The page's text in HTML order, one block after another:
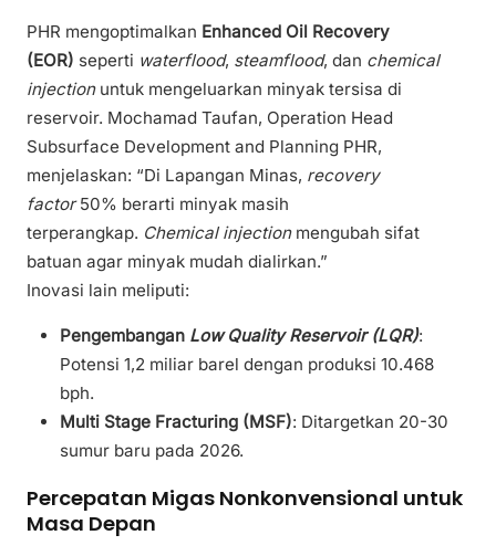
PHR mengoptimalkan Enhanced Oil Recovery
(EOR) seperti waterflood, steamflood, dan chemical
injectionuntuk mengeluarkan minyak tersisa di
reservoir. Mochamad Taufan, Operation Head
Subsurface Development and Planning PHR,
menjelaskan: “Di Lapangan Minas, recovery
factor50% berarti minyak masih
terperangkap. Chemical injectionmengubah sifat
batuan agar minyak mudah dialirkan.”
Inovasi lain meliputi:
Pengembangan Low Quality Reservoir (LQR):
Potensi 1,2 miliar barel dengan produksi 10.468
bph.
Multi Stage Fracturing (MSF): Ditargetkan 20-30
sumur baru pada 2026.
Percepatan Migas Nonkonvensional untuk
Masa Depan